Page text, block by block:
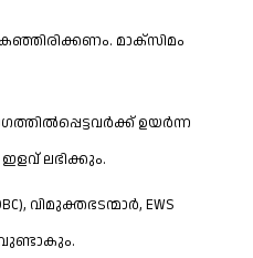
മാക്സിമം
ഉയർന്ന
ലഭിക്കും.
വിമുക്തഭടന്മാർ, EWS